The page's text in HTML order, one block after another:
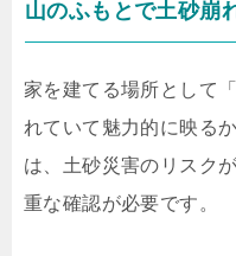
山のふもとで土砂崩
家を建てる場所として
れていて魅力的に映る
は、土砂災害のリスク
重な確認が必要です。